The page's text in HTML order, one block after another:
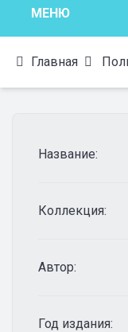
МЕНЮ
Главная
Название:
Коллекция:
Автор:
Год издания: